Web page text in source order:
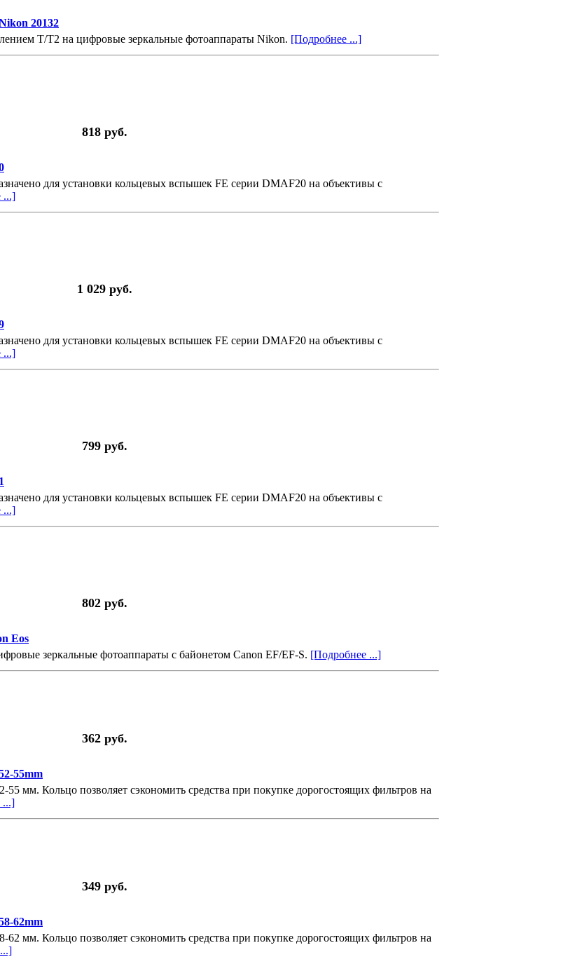
20132
T/T2 на цифровые зеркальные фотоаппараты Nikon. [Подробнее ...]
818 руб.
для установки кольцевых вспышек FE серии DMAF20 на объективы с
...]
1 029 руб.
для установки кольцевых вспышек FE серии DMAF20 на объективы с
...]
799 руб.
для установки кольцевых вспышек FE серии DMAF20 на объективы с
...]
802 руб.
Eos
зеркальные фотоаппараты с байонетом Canon EF/EF-S. [Подробнее ...]
362 руб.
55mm
55 мм. Кольцо позволяет сэкономить средства при покупке дорогостоящих фильтров на
...]
349 руб.
62mm
62 мм. Кольцо позволяет сэкономить средства при покупке дорогостоящих фильтров на